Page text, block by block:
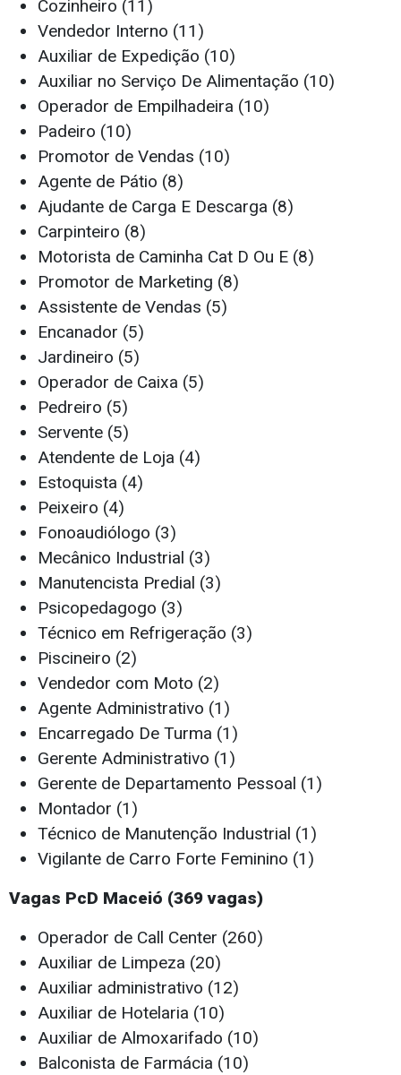
Cozinheiro (11)
Vendedor Interno (11)
Auxiliar de Expedição (10)
Auxiliar no Serviço De Alimentação (10)
Operador de Empilhadeira (10)
Padeiro (10)
Promotor de Vendas (10)
Agente de Pátio (8)
Ajudante de Carga E Descarga (8)
Carpinteiro (8)
Motorista de Caminha Cat D Ou E (8)
Promotor de Marketing (8)
Assistente de Vendas (5)
Encanador (5)
Jardineiro (5)
Operador de Caixa (5)
Pedreiro (5)
Servente (5)
Atendente de Loja (4)
Estoquista (4)
Peixeiro (4)
Fonoaudiólogo (3)
Mecânico Industrial (3)
Manutencista Predial (3)
Psicopedagogo (3)
Técnico em Refrigeração (3)
Piscineiro (2)
Vendedor com Moto (2)
Agente Administrativo (1)
Encarregado De Turma (1)
Gerente Administrativo (1)
Gerente de Departamento Pessoal (1)
Montador (1)
Técnico de Manutenção Industrial (1)
Vigilante de Carro Forte Feminino (1)
Vagas PcD Maceió (369 vagas)
Operador de Call Center (260)
Auxiliar de Limpeza (20)
Auxiliar administrativo (12)
Auxiliar de Hotelaria (10)
Auxiliar de Almoxarifado (10)
Balconista de Farmácia (10)